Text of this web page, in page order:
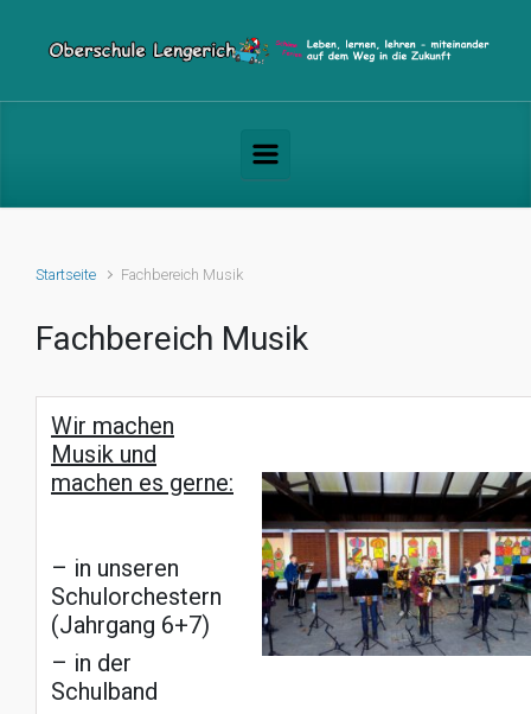
Startseite Fachbereich Musik
Fachbereich Musik
Wir machen
Musik und
machen es gerne:
– in unseren
Schulorchestern
(Jahrgang 6+7)
– in der
Schulband